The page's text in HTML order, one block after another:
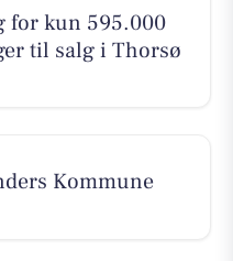
for kun 595.000
til salg i Thorsø
Kommune